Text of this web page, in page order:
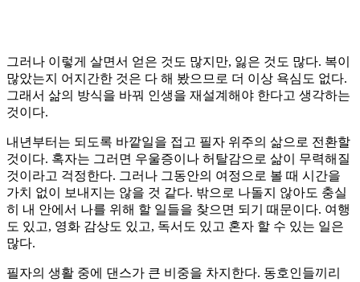
그러나 이렇게 살면서 얻은 것도 많지만, 잃은 것도 많다. 복이
많았는지 어지간한 것은 다 해 봤으므로 더 이상 욕심도 없다.
그래서 삶의 방식을 바꿔 인생을 재설계해야 한다고 생각하는
것이다.
내년부터는 되도록 바깥일을 접고 필자 위주의 삶으로 전환할
것이다. 혹자는 그러면 우울증이나 허탈감으로 삶이 무력해질
것이라고 걱정한다. 그러나 그동안의 여정으로 볼 때 시간을
가치 없이 보내지는 않을 것 같다. 밖으로 나돌지 않아도 충실
히 내 안에서 나를 위해 할 일들을 찾으면 되기 때문이다. 여행
도 있고, 영화 감상도 있고, 독서도 있고 혼자 할 수 있는 일은
많다.
필자의 생활 중에 댄스가 큰 비중을 차지한다. 동호인들끼리